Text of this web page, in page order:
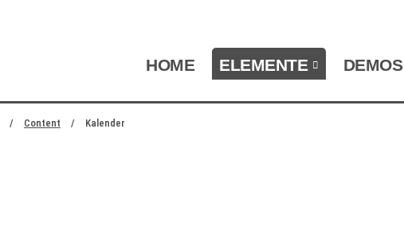
NAVIGATION ÜBERSPRINGEN
HOME ELEMENTE DEMOS
Content Kalender